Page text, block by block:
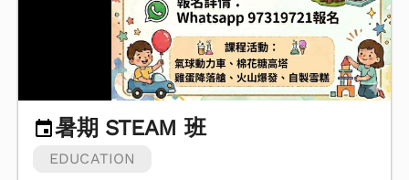
暑期 STEAM 班
EDUCATION